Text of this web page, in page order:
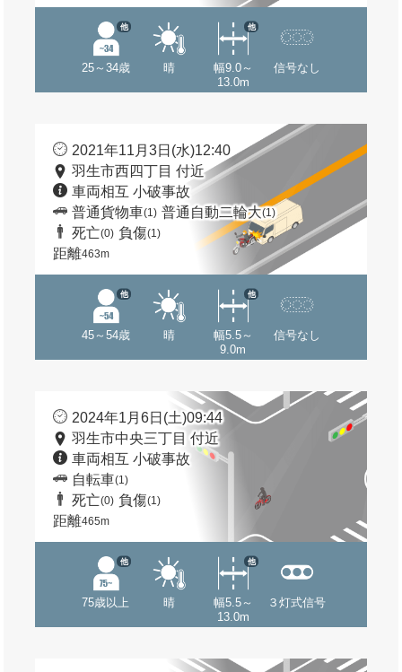
25～34歳
他
晴
幅9.0～
13.0m
他
信号なし
2021年11月3日(水)12:40
羽生市西四丁目 付近
車両相互 小破事故
普通貨物車(1) 普通自動二輪大(1)
死亡(0) 負傷(1)
距離463m
45～54歳
他
晴
幅5.5～
9.0m
他
信号なし
2024年1月6日(土)09:44
羽生市中央三丁目 付近
車両相互 小破事故
自転車(1)
死亡(0) 負傷(1)
距離465m
75歳以上
他
晴
幅5.5～
13.0m
他
３灯式信号